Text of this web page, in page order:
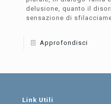
delusione, quanto il
sensazione di
Approfondisci
Link Utili